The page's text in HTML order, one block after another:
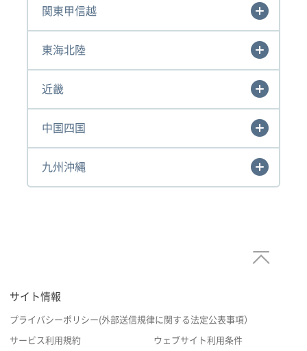
関東甲信越
東海北陸
近畿
中国四国
九州沖縄
サイト情報
プライバシーポリシー(外部送信規律に関する法定公表事項）
サービス利用規約 ウェブサイト利用条件